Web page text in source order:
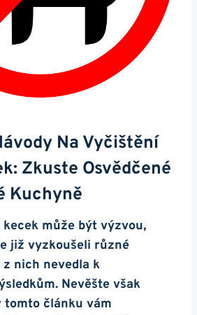
Na Vyčištění
Zkuste Osvědčené
Kuchyně
může být výzvou,
již vyzkoušeli různé
z nich nevedla⁢ k⁣
Nevěšte však
‍tomto článku vám